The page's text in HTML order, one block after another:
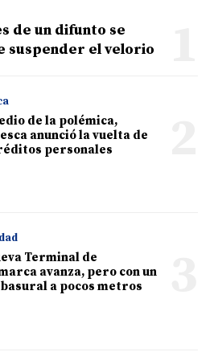
de un difunto se
suspender el velorio
de la polémica,
anunció la vuelta de
personales
Terminal de
avanza, pero con un
a pocos metros